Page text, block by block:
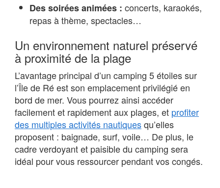
Des soirées animées : concerts, karaokés,
repas à thème, spectacles…
Un environnement naturel préservé
à proximité de la plage
L’avantage principal d’un camping 5 étoiles sur
l’Île de Ré est son emplacement privilégié en
bord de mer. Vous pourrez ainsi accéder
facilement et rapidement aux plages, et profiter
des multiples activités nautiquesqu’elles
proposent : baignade, surf, voile… De plus, le
cadre verdoyant et paisible du camping sera
idéal pour vous ressourcer pendant vos congés.